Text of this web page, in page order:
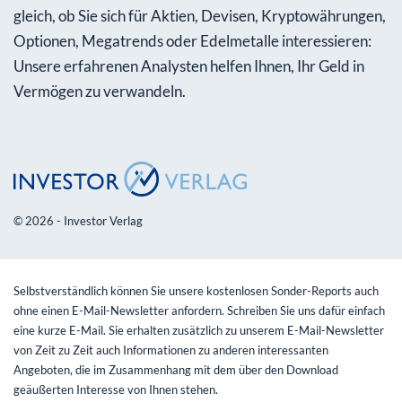
gleich, ob Sie sich für Aktien, Devisen, Kryptowährungen,
Optionen, Megatrends oder Edelmetalle interessieren:
Unsere erfahrenen Analysten helfen Ihnen, Ihr Geld in
Vermögen zu verwandeln.
© 2026 - Investor Verlag
Selbstverständlich können Sie unsere kostenlosen Sonder-Reports auch
ohne einen E-Mail-Newsletter anfordern. Schreiben Sie uns dafür einfach
eine kurze E-Mail. Sie erhalten zusätzlich zu unserem E-Mail-Newsletter
von Zeit zu Zeit auch Informationen zu anderen interessanten
Angeboten, die im Zusammenhang mit dem über den Download
geäußerten Interesse von Ihnen stehen.